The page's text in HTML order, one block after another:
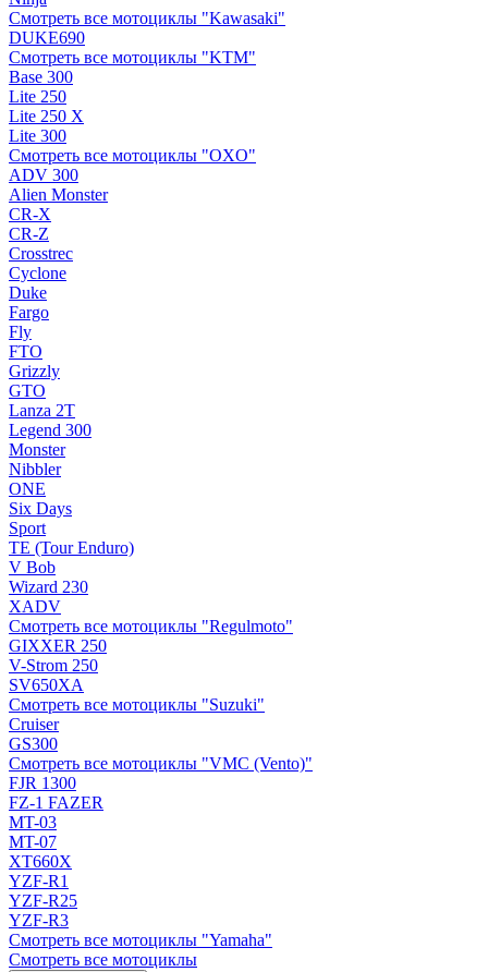
Смотреть все мотоциклы "Kawasaki"
DUKE690
Смотреть все мотоциклы "KTM"
Base 300
Lite 250
Lite 250 X
Lite 300
Смотреть все мотоциклы "OXO"
ADV 300
Alien Monster
CR-X
CR-Z
Crosstrec
Cyclone
Duke
Fargo
Fly
FTO
Grizzly
GTO
Lanza 2T
Legend 300
Monster
Nibbler
ONE
Six Days
Sport
TE (Tour Enduro)
V Bob
Wizard 230
XADV
Смотреть все мотоциклы "Regulmoto"
GIXXER 250
V-Strom 250
SV650XA
Смотреть все мотоциклы "Suzuki"
Cruiser
GS300
Смотреть все мотоциклы "VMC (Vento)"
FJR 1300
FZ-1 FAZER
MT-03
MT-07
XT660X
YZF-R1
YZF-R25
YZF-R3
Смотреть все мотоциклы "Yamaha"
Смотреть все мотоциклы